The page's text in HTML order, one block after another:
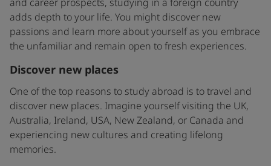
and career prospects, studying in a foreign country
adds depth to your life. You might discover new
passions and learn more about yourself as you embrace
the unfamiliar and remain open to fresh experiences.
Discover new places
One of the top reasons to study abroad is to travel and
discover new places. Imagine yourself visiting the UK,
Australia, Ireland, USA, New Zealand, or Canada and
experiencing new cultures and creating lifelong
memories.